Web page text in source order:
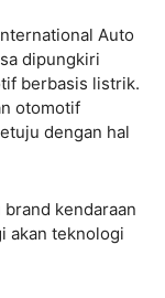
Auto
dipungkiri
berbasis listrik.
otomotif
dengan hal
kendaraan
akan teknologi